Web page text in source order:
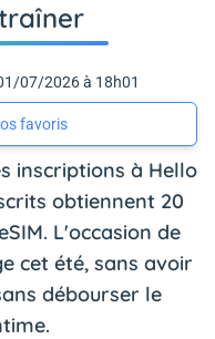
07/2026 à 18h01
favoris
inscriptions à Hello
obtiennent 20
L'occasion de
cet été, sans avoir
débourser le